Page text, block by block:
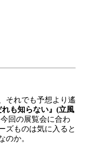
それでも予想より遙
れも知らない』(立風
回の展覧会に合わ
ズものは気に入ると
か。